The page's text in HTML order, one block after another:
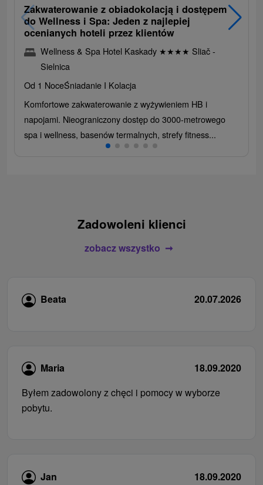
Zakwaterowanie z obiadokolacją i dostępem
do Wellness i Spa: Jeden z najlepiej
ocenianych hoteli przez klientów
Wellness & Spa Hotel Kaskady ★★★★ Sliač -
Sielnica
Od 1 NoceŚniadanie I Kolacja
Komfortowe zakwaterowanie z wyżywieniem HB i
napojami. Nieograniczony dostęp do 3000-metrowego
spa i wellness, basenów termalnych, strefy fitness...
Zadowoleni klienci
zobacz wszystko
Beata 20.07.2026
Maria
18.09.2020
Byłem zadowolony z chęci i pomocy w wyborze
pobytu.
Jan
18.09.2020